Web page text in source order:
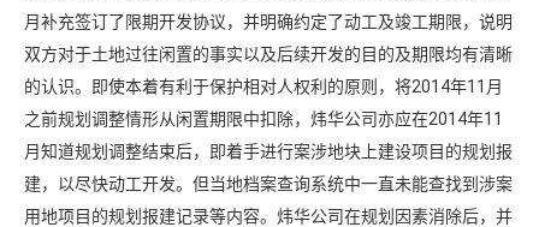
月补充签订了限期开发协议，并明确约定了动工及竣工期限，说明
双方对于土地过往闲置的事实以及后续开发的目的及期限均有清晰
的认识。即使本着有利于保护相对人权利的原则，将2014年11月
之前规划调整情形从闲置期限中扣除，炜华公司亦应在2014年11
月知道规划调整结束后，即着手进行案涉地块上建设项目的规划报
建，以尽快动工开发。但当地档案查询系统中一直未能查找到涉案
用地项目的规划报建记录等内容。炜华公司在规划因素消除后，并